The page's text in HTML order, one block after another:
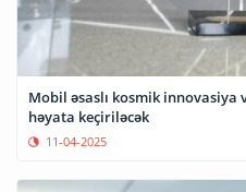
Mobil əsaslı kosmik innovasiya
həyata keçiriləcək
11-04-2025